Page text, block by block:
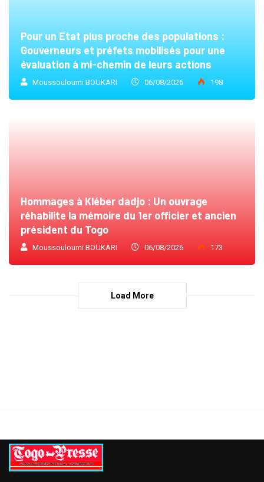
Pour un Etat plus proche des populations :
Gouverneurs et préfets mobilisés pour une
évaluation à mi-chemin de leurs actions
Moussouloumi BOUKARI 06/08/2026 198
Hommages à Kléber dadjo : Un ouvrage
réhabilite la mémoire du 1er officier et ancien
président du Togo
Moussouloumi BOUKARI 06/08/2026 173
Load More